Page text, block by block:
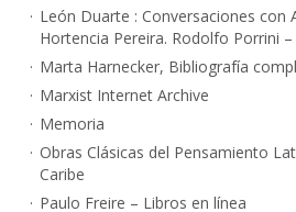
León Duarte : Conversaciones con
Hortencia Pereira. Rodolfo Porrini
Marta Harnecker, Bibliografía
Marxist Internet Archive
Memoria
Obras Clásicas del Pensamiento
Caribe
Paulo Freire – Libros en línea